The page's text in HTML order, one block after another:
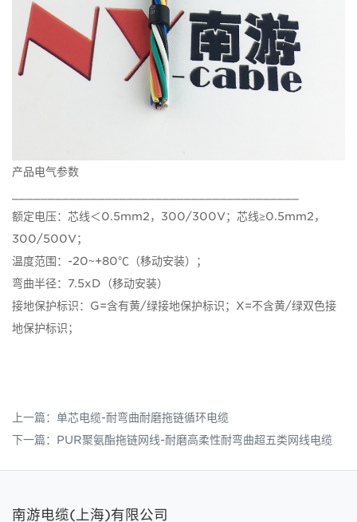
产品电气参数
额定电压：芯线＜0.5mm2，300/300V；芯线≥0.5mm2，
300/500V；
温度范围：-20~+80℃（移动安装）；
弯曲半径：7.5xD（移动安装）
接地保护标识：G=含有黄/绿接地保护标识；X=不含黄/绿双色接
地保护标识；
上一篇： 单芯电缆-耐弯曲耐磨拖链循环电缆
下一篇： PUR聚氨酯拖链网线-耐磨高柔性耐弯曲超五类网线电缆
南游电缆(上海)有限公司